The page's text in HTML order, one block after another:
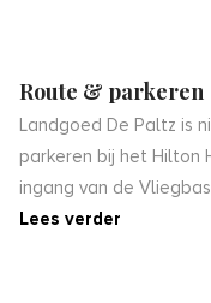
Route & parkeren
Landgoed De Paltz is
parkeren bij het
ingang van de
Lees verder